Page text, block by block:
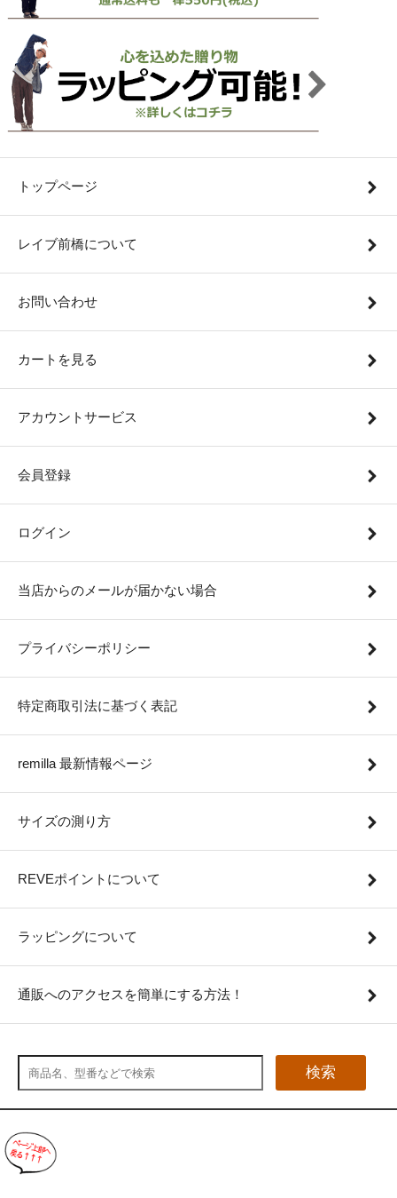
トップページ
レイブ前橋について
お問い合わせ
カートを見る
アカウントサービス
会員登録
ログイン
当店からのメールが届かない場合
プライバシーポリシー
特定商取引法に基づく表記
remilla 最新情報ページ
サイズの測り方
REVEポイントについて
ラッピングについて
通販へのアクセスを簡単にする方法！
検索